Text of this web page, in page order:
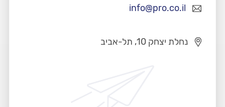
info@pro.co.il
נחלת יצחק 10, תל-אביב